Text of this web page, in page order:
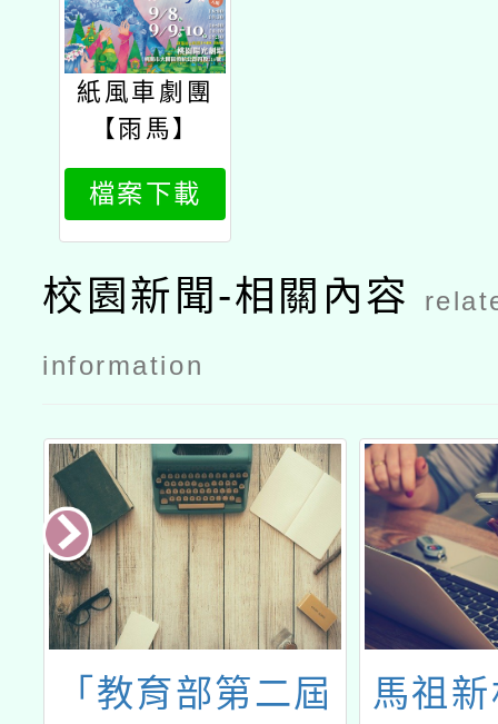
紙風車劇團
【雨馬】
檔案下載
校園新聞-相關內容
information
「教育部第二屆
馬祖